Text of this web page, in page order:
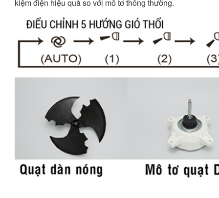
kiệm điện hiệu quả so với mô tơ thông thường.